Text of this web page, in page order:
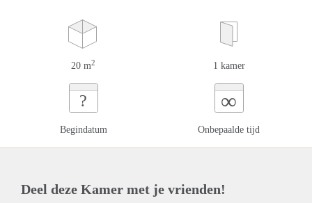
20 m2 1 kamer
?
Begindatum
∞
Onbepaalde tijd
Deel deze Kamer met je vrienden!